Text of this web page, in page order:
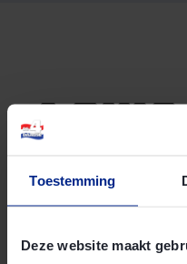
Toestemming
Deze website maakt